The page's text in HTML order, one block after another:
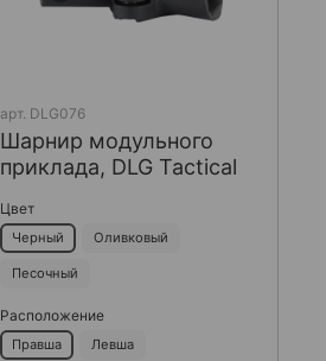
арт. DLG076
Шарнир модульного
приклада, DLG Tactical
Цвет
Черный Оливковый
Песочный
Расположение
Правша Левша